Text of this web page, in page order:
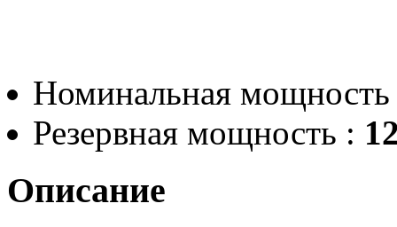
Номинальная
Резервная мощность :
Описание